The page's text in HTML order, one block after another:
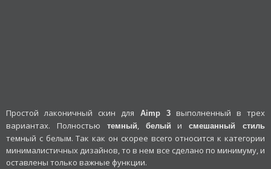
Простой лаконичный скин для Aimp 3выполненный в трех
вариантах. Полностью
темный, белый исмешанный стиль
темный с белым. Так как он скорее всего относится к категории
минималистичных дизайнов, то в нем все сделано по минимуму, и
оставлены только важные функции.